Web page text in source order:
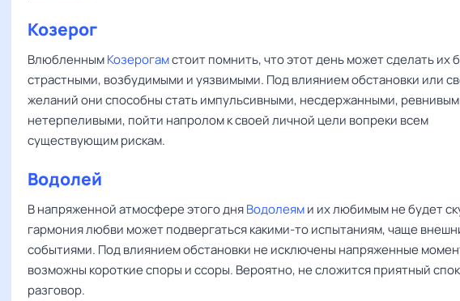
Козерог
ВлюбленнымКозерогамстоит помнить, что этот день может сделать их
страстными, возбудимыми и уязвимыми. Под влиянием обстановки или
желаний они способны стать импульсивными, несдержанными,
нетерпеливыми, пойти напролом к своей личной цели вопреки всем
существующим рискам.
Водолей
В напряженной атмосфере этого дняВодолеями их любимым не будет
гармония любви может подвергаться какими-то испытаниям, чаще
событиями. Под влиянием обстановки не исключены напряженные
возможны короткие споры и ссоры. Вероятно, не сложится приятный
разговор.